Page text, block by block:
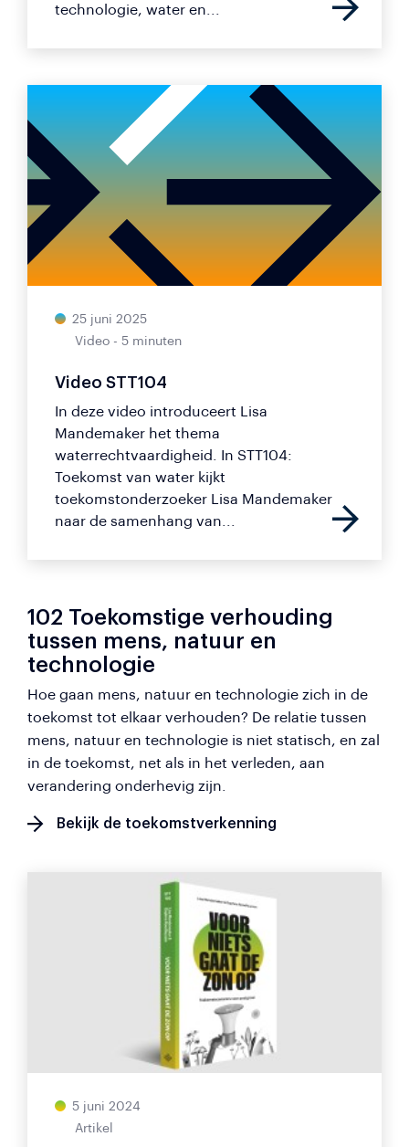
technologie, water en...
25 juni 2025
Video - 5 minuten
Video STT104
In deze video introduceert Lisa
Mandemaker het thema
waterrechtvaardigheid. In STT104:
Toekomst van water kijkt
toekomstonderzoeker Lisa Mandemaker
naar de samenhang van...
102 Toekomstige verhouding
tussen mens, natuur en
technologie
Hoe gaan mens, natuur en technologie zich in de
toekomst tot elkaar verhouden? De relatie tussen
mens, natuur en technologie is niet statisch, en zal
in de toekomst, net als in het verleden, aan
verandering onderhevig zijn.
Bekijk de toekomstverkenning
5 juni 2024
Artikel